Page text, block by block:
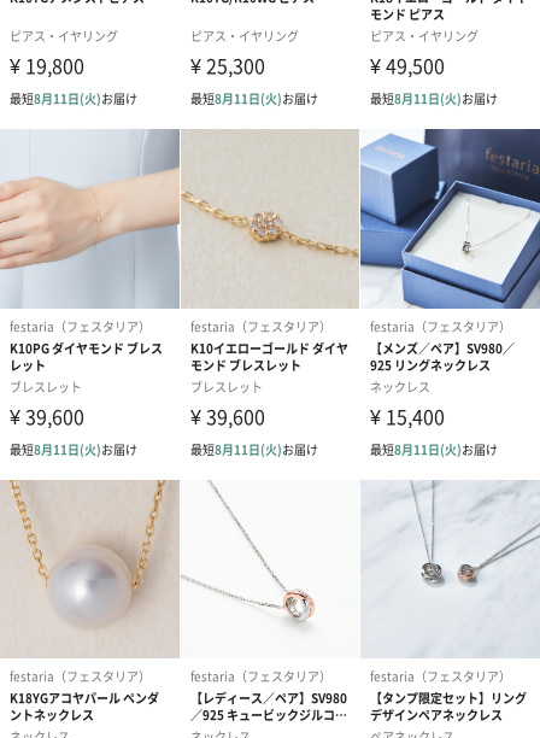
festariaオリジナルボックスとオリジナルショッパーでお渡しの際
も安心です。
百貨店店舗でも同じボックスを使用しています。
ギフトをより華やかにする有料オプションも！
festaria bijou SOPHIA
ブランドコンセプト
"人とジュエリーが出会うところ そして、新しい物語が紡がれはじ
めるところ"
「フェスタリア」は“特別な場所”という意味の言葉です。
あなたと、あなたが愛する人たちの、未来の物語が始まる場所で
ありたい。
「フェスタリア ビジュソフィア」はそんな想いから生まれまし
ジュエリーのひとつひとつに、輝く未来を込めて。